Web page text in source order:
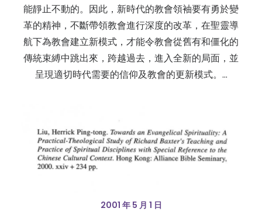
能靜止不動的。因此，新時代的教會領袖要有勇於變
革的精神，不斷帶領教會進行深度的改革，在聖靈導
航下為教會建立新模式，才能令教會從舊有和僵化的
傳統束縛中跳出來，跨越過去，進入全新的局面，並
呈現適切時代需要的信仰及教會的更新模式。…
2001 年 5 月 1 日